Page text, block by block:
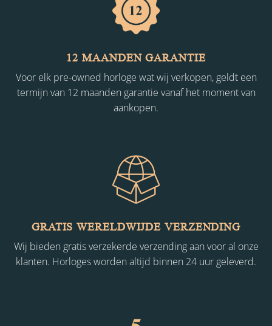
12 MAANDEN GARANTIE
Voor elk pre-owned horloge wat wij verkopen, geldt een
termijn van 12 maanden garantie vanaf het moment van
aankopen.
GRATIS WERELDWIJDE VERZENDING
Wij bieden gratis verzekerde verzending aan voor al onze
klanten. Horloges worden altijd binnen 24 uur geleverd.